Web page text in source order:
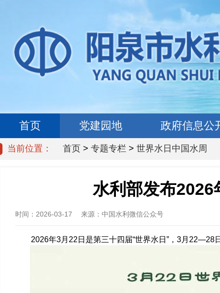
首页 党建园地 政府信息公
当前位置： 首页 > 专题专栏 > 世界水日中国水周
水利部发布2026
时间： 2026-03-17 来源： 中国水利微信公众号
2026年3月22日是第三十四届“世界水日”，3月22—28日